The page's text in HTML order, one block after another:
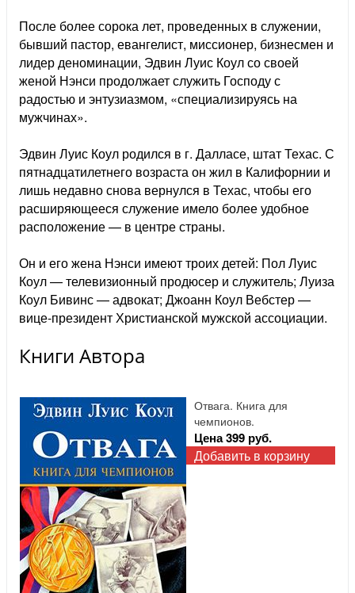
После более сорока лет, проведенных в служении,
бывший пастор, евангелист, миссионер, бизнесмен и
лидер деноминации, Эдвин Луис Коул со своей
женой Нэнси продолжает служить Господу с
радостью и энтузиазмом, «специализируясь на
мужчинах».
Эдвин Луис Коул родился в г. Далласе, штат Техас. С
пятнадцатилетнего возраста он жил в Калифорнии и
лишь недавно снова вернулся в Техас, чтобы его
расширяющееся служение имело более удобное
расположение — в центре страны.
Он и его жена Нэнси имеют троих детей: Пол Луис
Коул — телевизионный продюсер и служитель; Луиза
Коул Бивинс — адвокат; Джоанн Коул Вебстер —
вице-президент Христианской мужской ассоциации.
Книги Автора
Отвага. Книга для
чемпионов.
Цена 399 руб.
Добавить в корзину